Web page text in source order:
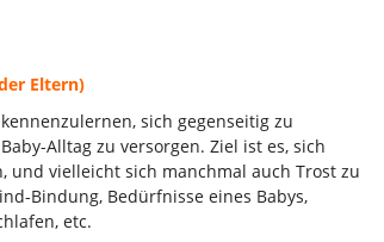
Eltern)
sich gegenseitig zu
Alltag zu versorgen. Ziel ist es, sich
und vielleicht sich manchmal auch Trost zu
Bindung, Bedürfnisse eines Babys,
etc.